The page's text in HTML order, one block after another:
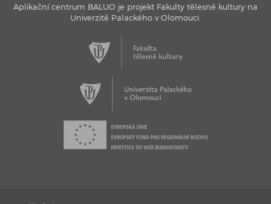
Aplikační centrum BALUO - Testovací bazén
Aplikační centrum BALUO představuje jeho jedinečný
testovací bazén s kamerovým systémem.
Aplikační centrum BALUO je projekt Fakulty tělesné kultury na
Univerzitě Palackého v Olomouci.